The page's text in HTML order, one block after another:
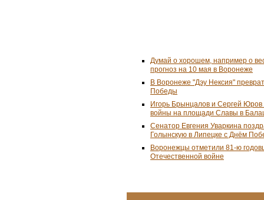
Думай о хорошем, например о
прогноз на 10 мая в Воронеже
В Воронеже "Дэу Нексия"
Победы
Игорь Брынцалов и Сергей Юров
войны на площади Славы в
Сенатор Евгения Уваркина
Голынскую в Липецке с Днём
Воронежцы отметили 81-ю
Отечественной войне